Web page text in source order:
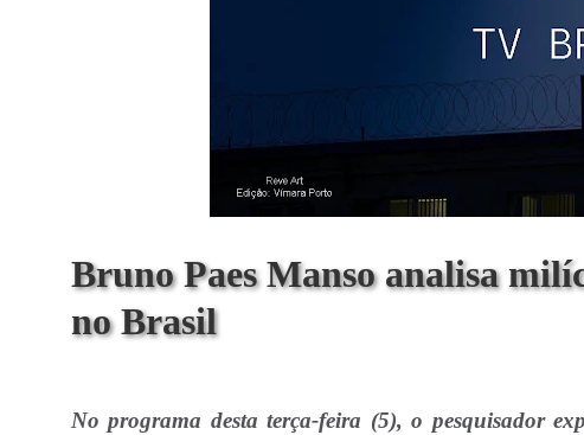
Bruno Paes Manso analisa
no Brasil
No programa desta terça-feira (5), o pesquisador